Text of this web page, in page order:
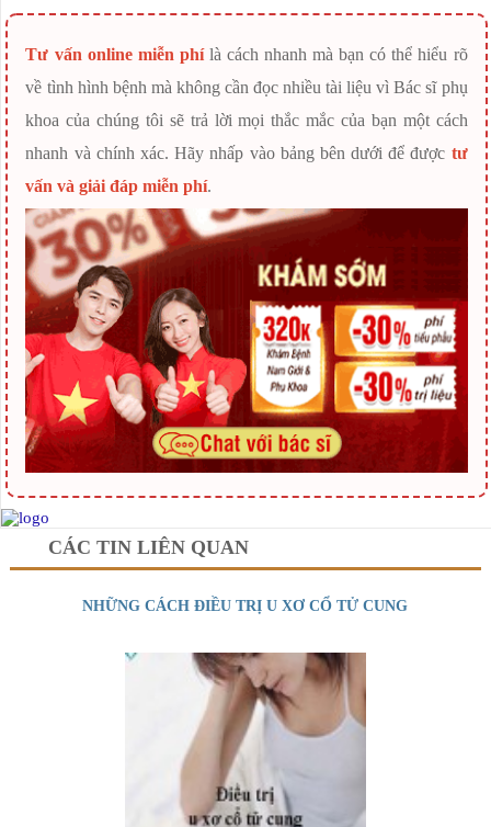
Tư vấn online miễn phílà cách nhanh mà bạn có thể hiểu rõ
về tình hình bệnh mà không cần đọc nhiều tài liệu vì Bác sĩ phụ
khoa của chúng tôi sẽ trả lời mọi thắc mắc của bạn một cách
nhanh và chính xác. Hãy nhấp vào bảng bên dưới để được tư
vấn và giải đáp miễn phí.
CÁC TIN LIÊN QUAN
NHỮNG CÁCH ĐIỀU TRỊ U XƠ CỔ TỬ CUNG